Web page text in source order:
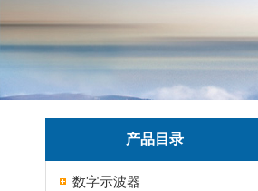
产品目录
数字示波器